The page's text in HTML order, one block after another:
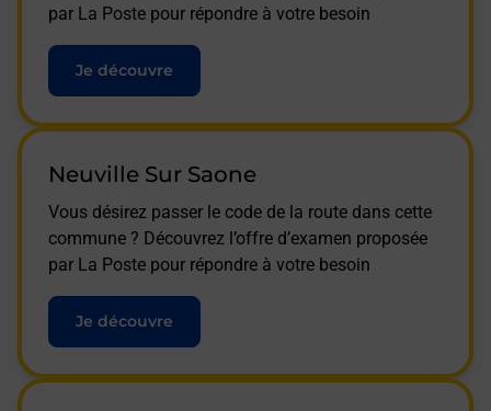
par La Poste pour répondre à votre besoin
Je découvre
Neuville Sur Saone
Vous désirez passer le code de la route dans cette
commune ? Découvrez l’offre d’examen proposée
par La Poste pour répondre à votre besoin
Je découvre